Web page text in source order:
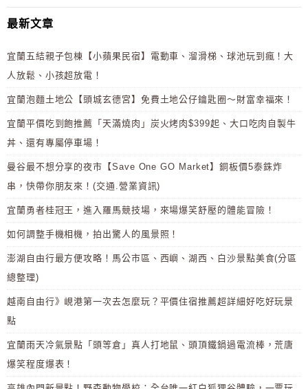
最新文章
宜蘭五結親子包棟【小蘋果民宿】電動車、溜滑梯、球池玩到瘋！大
人放鬆、小孩超放電！
宜蘭泡麵土地公【頭城玄德宮】免費土地公仔鑰匙圈～財富幸福來！
宜蘭平價吃到飽推薦「天滿燒肉」炭火烤肉$399起、大口吃肉自製牛
丼、還有專屬停車場！
曼谷最不想分享的夜市【Save One GO Market】銅板價5泰銖炸
串，快帶你朋友來！(交通.營業資訊)
宜蘭勇者桂冠王，進入羅馬競技場，來場爆笑舒壓的體能冒險！
如何調整手機相機，拍出驚人的風景照！
澎湖自由行最方便攻略！馬公市區、西嶼、湖西、白沙景點美食(分區
總整理)
越南自由行》峴港第一次去怎麼玩？平價住宿推薦超詳細好吃好玩景
點
宜蘭雨天冷氣景點「頭等倉」真人打地鼠、頭頂鐵鍋過電流棒，荒唐
爆笑程度爆表！